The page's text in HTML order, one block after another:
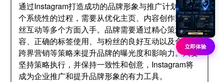
通过Instagram打造成功的品牌形象与推广计划是一
个系统性的过程，需要从优化主页、内容创作到与粉
丝互动等多个方面入手。品牌需要通过精心策划的内
容、正确的标签使用、与粉丝的良好互动以及合作与
跨界营销等策略来提升品牌的曝光度和影响力。只要
坚持策略执行，并保持一致性和创意，Instagram将
成为企业推广和提升品牌形象的有力工具。
立即体验